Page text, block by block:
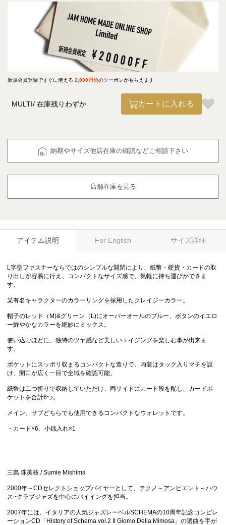
新規会員登録ですぐに使える 2,000円分のクーポンがもらえます
MULTI 在庫残りわずか カートに入れる
納期やサイズ他店在庫の確認などご相談下さい
店舗在庫を見る
アイテム説明 For English サイズ詳細
L字型ファスナーならではのシンプルな開閉により、紙幣・硬貨・カードの取
り出しが容易に行え、コンパクトなサイズ感で、気軽に持ち運びができま
す。
某有名キャラクターのカラーリングを採用したクレイジーカラー。
帽子のレッド（M)&グリーン（L)にオーバーオールのブルー、ボタンのイエロ
ー鮮やかなカラーを絶妙にミックス。
使い込むほどに、独特のツヤ感など美しいエイジングを楽しむ事が出来ま
す。
ポケットにスッポリ収まるコンパクトな造りで、内装はタック入りマチを設
け、開口が広く一目で全域を確認可能。
紙幣は二つ折りで収納していただけ、両サイドにカード段を配し、カードポ
ケットを合計6つ。
メイン、サブどちらでも使用できるコンパクトなウォレットです。
・カード×6、小銭入れ×1
三島 珠美枝 / Sumie Mishima
2000年～CDセレクトショップバイヤーとして、テクノ～アンビエント～ハウ
ス~クラブジャズを中心にバイイングを担当。
2007年には、イタリアの人気ジャズレーベルSCHEMAの10周年記念コンピレ
ーションCD「History of Schema vol.2 Il Giomo Della Mimosa」の選曲を手が